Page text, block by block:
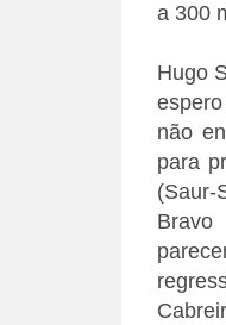
a 300
Hugo
não
para